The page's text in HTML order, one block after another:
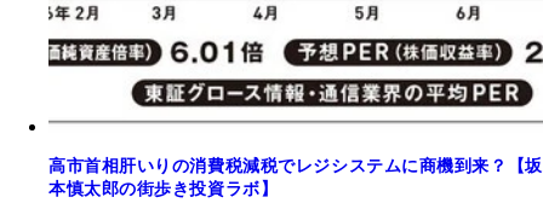
高市首相肝いりの消費税減税でレジシステムに商機到来？【坂
本慎太郎の街歩き投資ラボ】